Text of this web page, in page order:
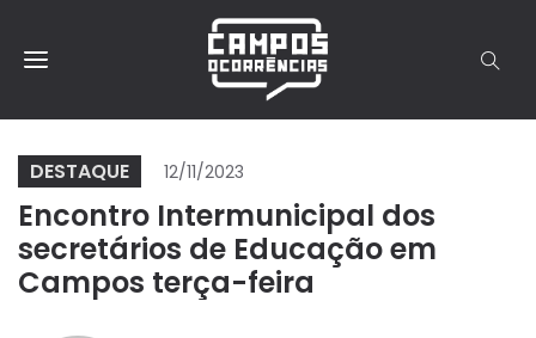
DESTAQUE 12/11/2023
Encontro Intermunicipal dos
secretários de Educação em
Campos terça-feira